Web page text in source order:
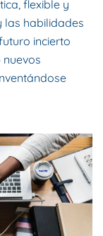
flexible y
las habilidades
incierto